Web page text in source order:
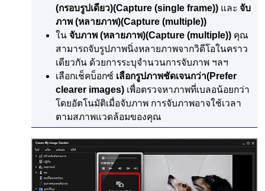
(กรอบรูปเดียว)(Capture (single frame))และ จับ
ภาพ (หลายภาพ)(Capture (multiple))
ใน จับภาพ (หลายภาพ)(Capture (multiple))คุณ
สามารถจับรูปภาพนิ่งหลายภาพจากวิดีโอในคราว
เดียวกัน ด้วยการระบุจำนวนการจับภาพ ฯลฯ
เลือกเช็คบ็อกซ์ เลือกรูปภาพชัดเจนกว่า(Prefer
clearer images)เพื่อตรวจหาภาพที่เบลอน้อยกว่า
โดยอัตโนมัติเมื่อจับภาพ การจับภาพอาจใช้เวลา
ตามสภาพแวดล้อมของคุณ